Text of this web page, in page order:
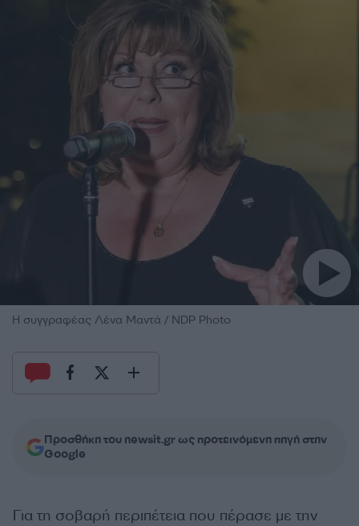
Η συγγραφέας Λένα Μαντά / NDP Photo
Προσθήκη του newsit.gr ως προτεινόμενη πηγή στην
Google
Για τη σοβαρή περιπέτεια που πέρασε με την